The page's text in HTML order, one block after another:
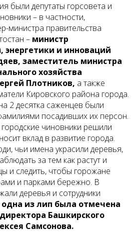
были депутаты горсовета и
– в частности,
министра правительства
– министр
и инноваций
заместитель министра
хозяйства
Плотников, а также
Кировского района города.
2 десятка саженцев были
посадивших их персон.
чиновники решили
вклад в развитие города.
чьи имена украсили деревья,
за тем как растут и
и следить, чтобы горожане
и парками бережно. В
деревья и сотрудники
из лип была отмечена
Башкирского
Самсонова.